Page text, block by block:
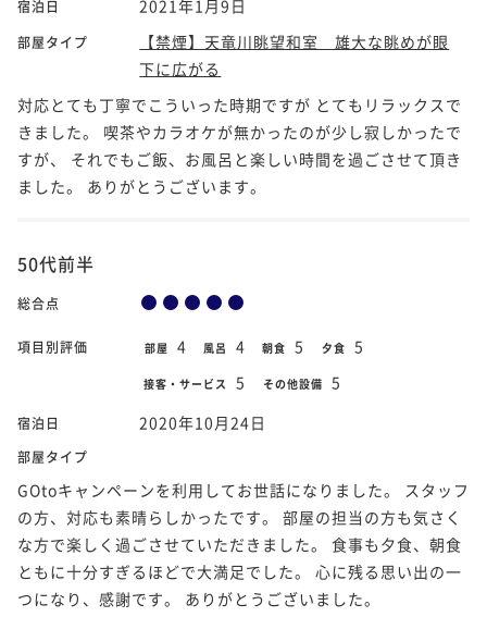
宿泊日 2021年1月9日
部屋タイプ
【禁煙】天竜川眺望和室 雄大な眺めが眼
下に広がる
対応とても丁寧でこういった時期ですが とてもリラックスで
きました。 喫茶やカラオケが無かったのが少し寂しかったで
すが、 それでもご飯、お風呂と楽しい時間を過ごさせて頂き
ました。 ありがとうございます。
50代前半
総合点
項目別評価 部屋 4 風呂 4 朝食 5 夕食 5
接客・サービス 5 その他設備 5
宿泊日 2020年10月24日
部屋タイプ
GOtoキャンペーンを利用してお世話になりました。 スタッフ
の方、対応も素晴らしかったです。 部屋の担当の方も気さく
な方で楽しく過ごさせていただきました。 食事も夕食、朝食
ともに十分すぎるほどで大満足でした。 心に残る思い出の一
つになり、感謝です。 ありがとうございました。